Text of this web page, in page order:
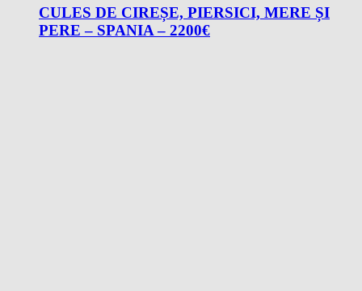
CULES DE CIREȘE, PIERSICI, MERE ȘI
PERE – SPANIA – 2200€